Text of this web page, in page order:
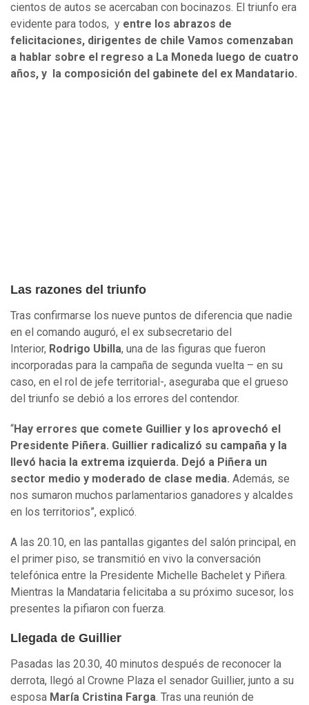
cientos de autos se acercaban con bocinazos. El triunfo era
evidente para todos, y entre los abrazos de
felicitaciones, dirigentes de chile Vamos comenzaban
a hablar sobre el regreso a La Moneda luego de cuatro
años, y la composición del gabinete del ex Mandatario.
Las razones del triunfo
Tras confirmarse los nueve puntos de diferencia que nadie
en el comando auguró, el ex subsecretario del
Interior, Rodrigo Ubilla, una de las figuras que fueron
incorporadas para la campaña de segunda vuelta – en su
caso, en el rol de jefe territorial-, aseguraba que el grueso
del triunfo se debió a los errores del contendor.
“Hay errores que comete Guillier y los aprovechó el
Presidente Piñera. Guillier radicalizó su campaña y la
llevó hacia la extrema izquierda. Dejó a Piñera un
sector medio y moderado de clase media. Además, se
nos sumaron muchos parlamentarios ganadores y alcaldes
en los territorios”, explicó.
A las 20.10, en las pantallas gigantes del salón principal, en
el primer piso, se transmitió en vivo la conversación
telefónica entre la Presidente Michelle Bachelet y Piñera.
Mientras la Mandataria felicitaba a su próximo sucesor, los
presentes la pifiaron con fuerza.
Llegada de Guillier
Pasadas las 20.30, 40 minutos después de reconocer la
derrota, llegó al Crowne Plaza el senador Guillier, junto a su
esposa María Cristina Farga. Tras una reunión de